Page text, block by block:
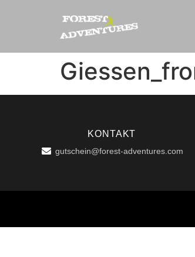
KONTAKT
gutschein@forest-adventures.com